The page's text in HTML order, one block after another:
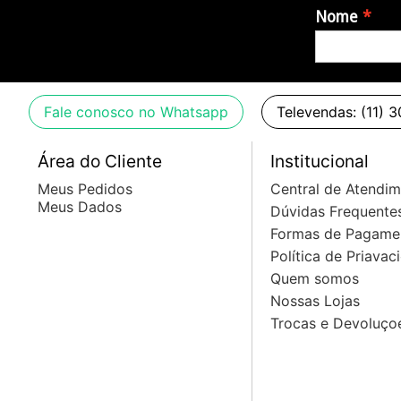
Nome
Fale conosco no Whatsapp Televendas: (11)
Área do Cliente
Meus Pedidos
Meus Dados
Institucional
Central de
Dúvidas
Formas de
Política de
Quem somos
Nossas Lojas
Trocas e